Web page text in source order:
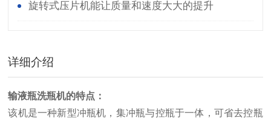
旋转式压片机能让质量和速度大大的提升
详细介绍
输液瓶洗瓶机的特点：
该机是一种新型冲瓶机，集冲瓶与控瓶于一体，可省去控瓶